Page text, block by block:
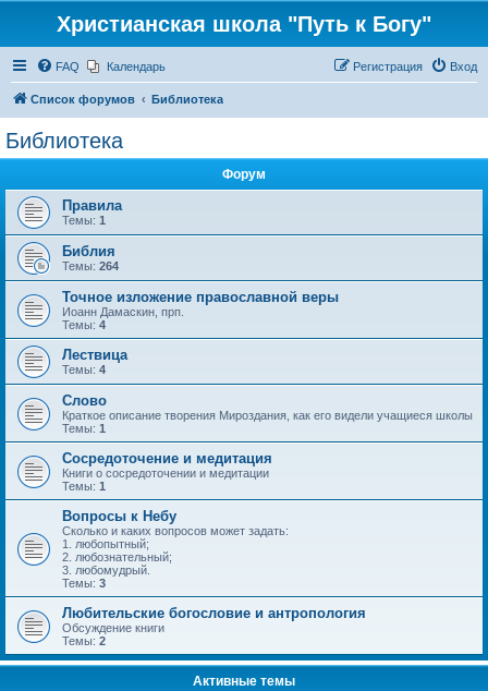
Христианская школа "Путь к Богу"
FAQ Календарь Вход
Регистрация
Список форумов Библиотека
Библиотека
Форум
Правила
Темы: 1
Библия
Темы: 264
Точное изложение православной веры
Иоанн Дамаскин, прп.
Темы: 4
Лествица
Темы: 4
Слово
Краткое описание творения Мироздания, как его видели учащиеся школы
Темы: 1
Сосредоточение и медитация
Книги о сосредоточении и медитации
Темы: 1
Вопросы к Небу
Сколько и каких вопросов может задать:
1. любопытный;
2. любознательный;
3. любомудрый.
Темы: 3
Любительские богословие и антропология
Обсуждение книги
Темы: 2
Активные темы